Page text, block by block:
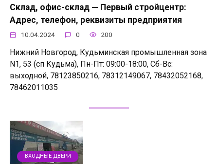
Склад, офис-склад — Первый стройцентр:
Адрес, телефон, реквизиты предприятия
10.04.2024 0 200
Нижний Новгород, Кудьминская промышленная зона
N1, 53 (сп Кудьма), Пн-Пт: 09:00-18:00, Сб-Вс:
выходной, 78123850216, 78312149067, 78432052168,
78462011035
ВХОДНЫЕ ДВЕРИ